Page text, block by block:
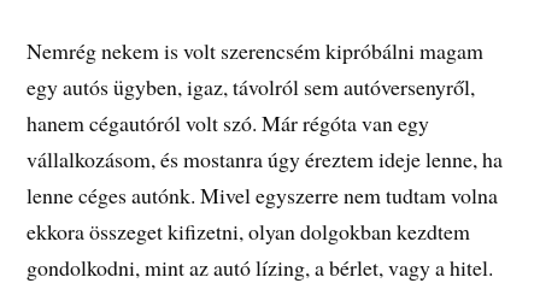
Nemrég nekem is volt szerencsém kipróbálni magam
egy autós ügyben, igaz, távolról sem autóversenyről,
hanem cégautóról volt szó. Már régóta van egy
vállalkozásom, és mostanra úgy éreztem ideje lenne, ha
lenne céges autónk. Mivel egyszerre nem tudtam volna
ekkora összeget kifizetni, olyan dolgokban kezdtem
gondolkodni, mint az autó lízing, a bérlet, vagy a hitel.